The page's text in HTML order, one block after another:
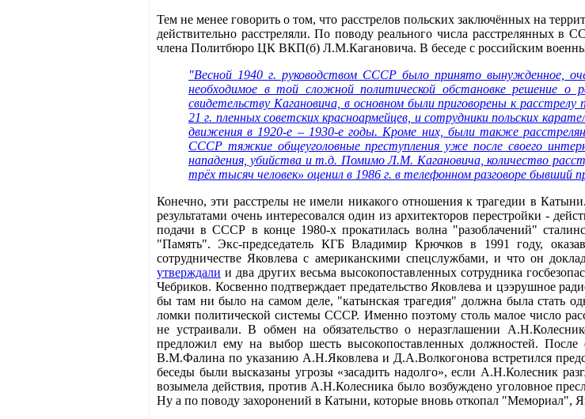
Тем не менее говорить о том, что расстрелов польских заключённых на
действительно расстреляли. По поводу реального числа расстрелянных в
члена Политбюро ЦК ВКП(б) Л.М.Кагановича. В беседе с российским
"Весной 1940 г. руководством СССР было принято вынужденное,
необходимое в той сложной политической обстановке решение о
свидетельству Кагановича, в основном были приговорены к
21 г. пленных советских красноармейцев, и сотрудники польских
движения в 1920-е – 1930-е годы. Кроме них, были также
СССР тяжкие общеуголовные преступления уже после своего
нападения, убийства и т.д. Помимо Л.М. Кагановича, количество
трёх тысяч человек» оценил в 1986 г. в телефонном разговоре
Конечно, эти расстрелы не имели никакого отношения к трагедии в
результатами очень интересовался один из архитекторов перестройки
подачи в СССР в конце 1980-х прокатилась волна "разоблачений"
"Память". Экс-председатель КГБ Владимир Крючков в 1991 году,
сотрудничестве Яковлева с американскими спецслужбами, и что он
утверждали и два других весьма высокопоставленных сотрудника
Чебриков. Косвенно подтверждает предательство Яковлева и цээрушное
бы там ни было на самом деле, "катынская трагедия" должна была стать
ломки политической системы СССР. Именно поэтому столь малое число
не устраивали. В обмен на обязательство о неразглашении
предложил ему на выбор шесть высокопоставленных должностей.
В.М.Фалина по указанию А.Н.Яковлева и Д.А.Волкогонова встретился
беседы были высказаны угрозы «засадить надолго», если А.Н.Колесник
возымела действия, против А.Н.Колесника было возбуждено уголовное
Ну а по поводу захоронений в Катыни, которые вновь откопал "Мемориал",